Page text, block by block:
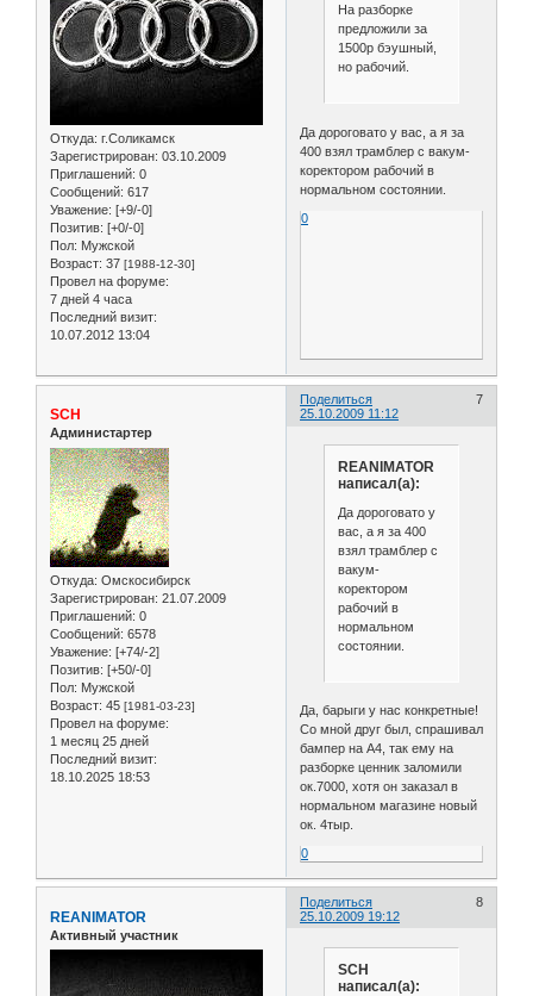
Откуда: г.Соликамск
Зарегистрирован: 03.10.2009
Приглашений: 0
Сообщений: 617
Уважение: [+9/-0]
Позитив: [+0/-0]
Пол: Мужской
Возраст: 37 [1988-12-30]
Провел на форуме:
7 дней 4 часа
Последний визит:
10.07.2012 13:04
На разборке
предложили за
1500р бэушный,
но рабочий.
Да дороговато у вас, а я за
400 взял трамблер с вакум-
коректором рабочий в
нормальном состоянии.
0
Поделиться
7
25.10.2009 11:12
SCH
Администартер
Откуда: Омскосибирск
Зарегистрирован: 21.07.2009
Приглашений: 0
Сообщений: 6578
Уважение: [+74/-2]
Позитив: [+50/-0]
Пол: Мужской
Возраст: 45 [1981-03-23]
Провел на форуме:
1 месяц 25 дней
Последний визит:
18.10.2025 18:53
REANIMATOR
написал(а):
Да дороговато у
вас, а я за 400
взял трамблер с
вакум-
коректором
рабочий в
нормальном
состоянии.
Да, барыги у нас конкретные!
Со мной друг был, спрашивал
бампер на А4, так ему на
разборке ценник заломили
ок.7000, хотя он заказал в
нормальном магазине новый
ок. 4тыр.
0
Поделиться
8
25.10.2009 19:12
REANIMATOR
Активный участник
SCH
написал(а):